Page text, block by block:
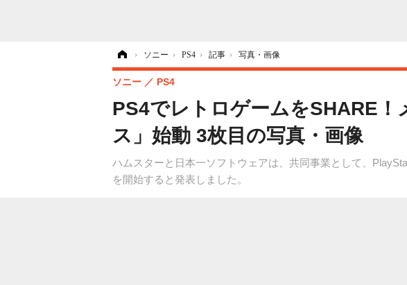
› ソニー › PS4 › 記事 › 写真・画像
PS4でレトロゲームをSHARE
ス」始動 3枚目の写真・画像
ハムスターと日本一ソフトウェアは、共同事業として、
を開始すると発表しました。
ソニー PS4